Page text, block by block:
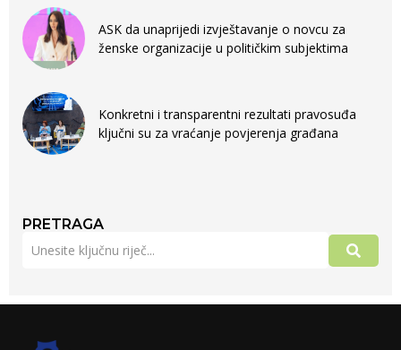
ASK da unaprijedi izvještavanje o novcu za
ženske organizacije u političkim subjektima
Konkretni i transparentni rezultati pravosuđa
ključni su za vraćanje povjerenja građana
PRETRAGA